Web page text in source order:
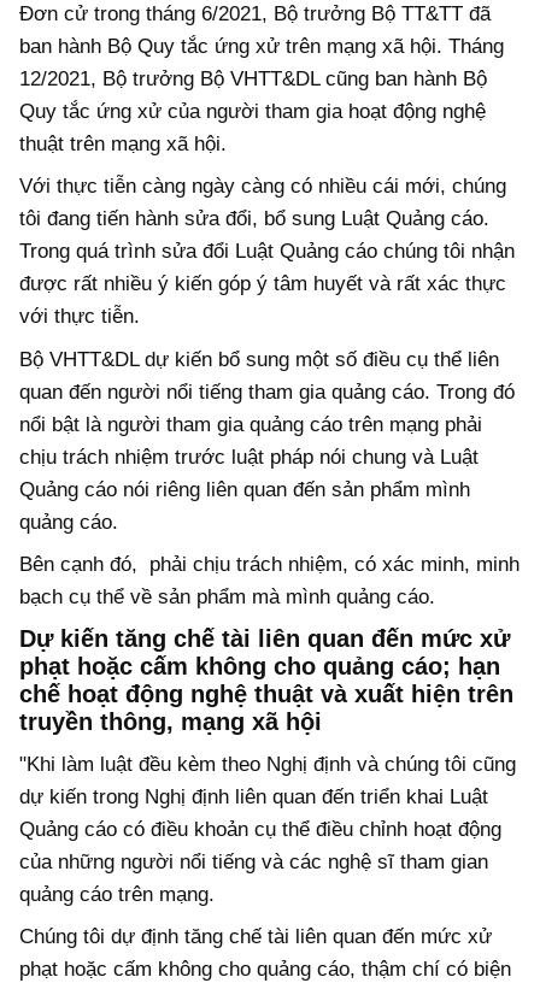
Đơn cử trong tháng 6/2021, Bộ trưởng Bộ TT&TT đã
ban hành Bộ Quy tắc ứng xử trên mạng xã hội. Tháng
12/2021, Bộ trưởng Bộ VHTT&DL cũng ban hành Bộ
Quy tắc ứng xử của người tham gia hoạt động nghệ
thuật trên mạng xã hội.
Với thực tiễn càng ngày càng có nhiều cái mới, chúng
tôi đang tiến hành sửa đổi, bổ sung Luật Quảng cáo.
Trong quá trình sửa đổi Luật Quảng cáo chúng tôi nhận
được rất nhiều ý kiến góp ý tâm huyết và rất xác thực
với thực tiễn.
Bộ VHTT&DL dự kiến bổ sung một số điều cụ thể liên
quan đến người nổi tiếng tham gia quảng cáo. Trong đó
nổi bật là người tham gia quảng cáo trên mạng phải
chịu trách nhiệm trước luật pháp nói chung và Luật
Quảng cáo nói riêng liên quan đến sản phẩm mình
quảng cáo.
Bên cạnh đó, phải chịu trách nhiệm, có xác minh, minh
bạch cụ thể về sản phẩm mà mình quảng cáo.
Dự kiến tăng chế tài liên quan đến mức xử
phạt hoặc cấm không cho quảng cáo; hạn
chế hoạt động nghệ thuật và xuất hiện trên
truyền thông, mạng xã hội
"Khi làm luật đều kèm theo Nghị định và chúng tôi cũng
dự kiến trong Nghị định liên quan đến triển khai Luật
Quảng cáo có điều khoản cụ thể điều chỉnh hoạt động
của những người nổi tiếng và các nghệ sĩ tham gian
quảng cáo trên mạng.
Chúng tôi dự định tăng chế tài liên quan đến mức xử
phạt hoặc cấm không cho quảng cáo, thậm chí có biện